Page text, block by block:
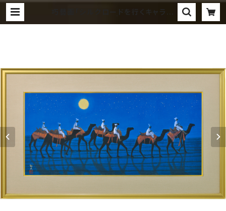
巧藝画「シルクロードを行くキャラバ